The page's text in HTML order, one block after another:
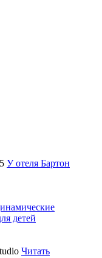
У отеля Бартон
детей
Читать